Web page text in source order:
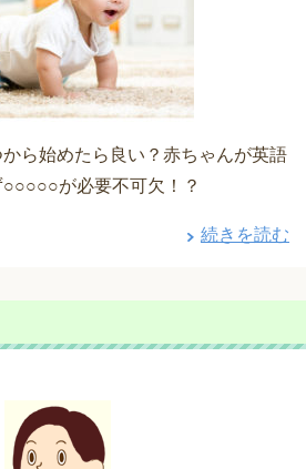
ら始めたら良い？赤ちゃんが英語
が必要不可欠！？
続きを読む